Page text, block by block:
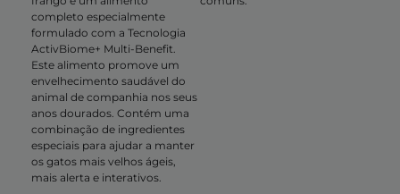
completo especialmente
formulado com a Tecnologia
ActivBiome+ Multi-Benefit.
Este alimento promove um
envelhecimento saudável do
animal de companhia nos seus
anos dourados. Contém uma
combinação de ingredientes
especiais para ajudar a manter
os gatos mais velhos ágeis,
mais alerta e interativos.